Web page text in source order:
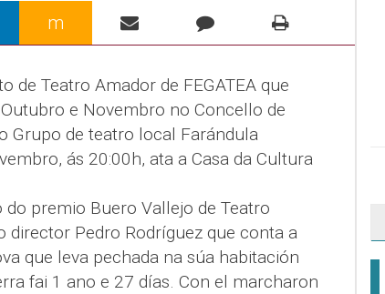
m
de Teatro Amador de FEGATEA que
e Novembro no Concello de
Grupo de teatro local Farándula
ás 20:00h, ata a Casa da Cultura
premio Buero Vallejo de Teatro
director Pedro Rodríguez que conta a
que leva pechada na súa habitación
fai 1 ano e 27 días. Con el marcharon